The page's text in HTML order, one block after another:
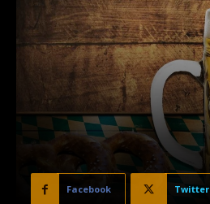
Facebook Twitter